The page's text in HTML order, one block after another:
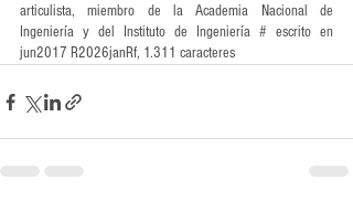
articulista, miembro de la Academia Nacional de
Ingeniería y del Instituto de Ingeniería # escrito en
jun2017 R2026janRf, 1.311 caracteres